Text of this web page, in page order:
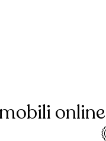
online